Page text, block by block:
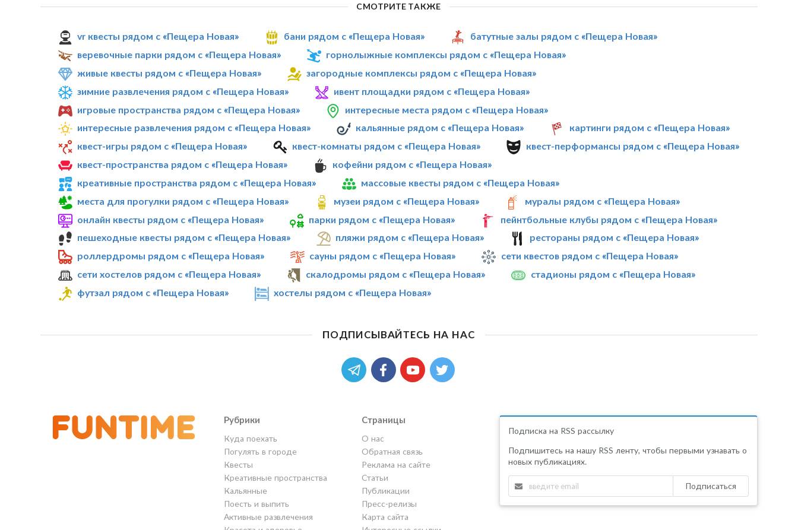
СМОТРИТЕ ТАКЖЕ
vr квесты рядом с «Пещера Новая» бани рядом с «Пещера Новая»
батутные залы рядом с «Пещера Новая»
веревочные парки рядом с «Пещера Новая»
горнолыжные комплексы рядом с «Пещера Новая»
живые квесты рядом с «Пещера Новая»
загородные комплексы рядом с «Пещера Новая»
зимние развлечения рядом с «Пещера Новая»
ивент площадки рядом с «Пещера Новая»
игровые пространства рядом с «Пещера Новая»
интересные места рядом с «Пещера Новая»
интересные развлечения рядом с «Пещера Новая»
кальянные рядом с «Пещера Новая»
картинги рядом с «Пещера Новая»
квест-игры рядом с «Пещера Новая»
квест-комнаты рядом с «Пещера Новая»
квест-перформансы рядом с «Пещера Новая»
квест-пространства рядом с «Пещера Новая»
кофейни рядом с «Пещера Новая»
креативные пространства рядом с «Пещера Новая»
массовые квесты рядом с «Пещера Новая»
места для прогулки рядом с «Пещера Новая»
музеи рядом с «Пещера Новая»
муралы рядом с «Пещера Новая»
онлайн квесты рядом с «Пещера Новая»
парки рядом с «Пещера Новая»
пейнтбольные клубы рядом с «Пещера Новая»
пешеходные квесты рядом с «Пещера Новая»
пляжи рядом с «Пещера Новая»
рестораны рядом с «Пещера Новая»
роллердромы рядом с «Пещера Новая»
сауны рядом с «Пещера Новая»
сети квестов рядом с «Пещера Новая»
сети хостелов рядом с «Пещера Новая»
скалодромы рядом с «Пещера Новая»
стадионы рядом с «Пещера Новая»
футзал рядом с «Пещера Новая»
хостелы рядом с «Пещера Новая»
ПОДПИСЫВАЙТЕСЬ НА НАС
Рубрики
Куда поехать
Погулять в городе
Квесты
Креативные пространства
Кальянные
Поесть и выпить
Активные развлечения
Страницы
О нас
Обратная связь
Реклама на сайте
Статьи
Публикации
Пресс-релизы
Карта сайта
Подписка на RSS рассылку
Подпишитесь на нашу RSS ленту, чтобы первыми узнавать о
новых публикациях.
Подписаться